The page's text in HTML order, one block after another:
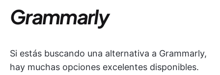
Grammarly
Si estás buscando una alternativa a Grammarly,
hay muchas opciones excelentes disponibles.